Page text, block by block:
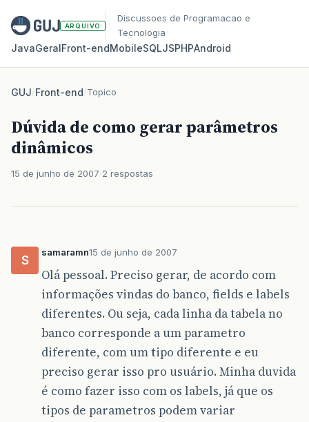
ARQUIVO
Discussoes de Programacao e
Tecnologia
JavaGeralFront‑endMobileSQLJSPHPAndroid
GUJ/Front-end/Topico
Dúvida de como gerar parâmetros
dinâmicos
15 de junho de 2007 2 respostas
S
samaramn15 de junho de 2007
Olá pessoal. Preciso gerar, de acordo com
informações vindas do banco, fields e labels
diferentes. Ou seja, cada linha da tabela no
banco corresponde a um parametro
diferente, com um tipo diferente e eu
preciso gerar isso pro usuário. Minha duvida
é como fazer isso com os labels, já que os
tipos de parametros podem variar